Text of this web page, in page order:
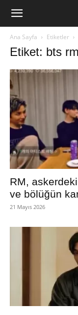
Ana Sayfa Etiketler
Etiket: bts rm
RM,
ve bölüğün
21 Mayıs 2026